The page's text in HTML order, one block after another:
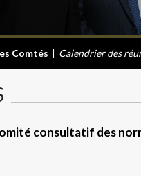
Comtés | Calendrier des
consultatif des